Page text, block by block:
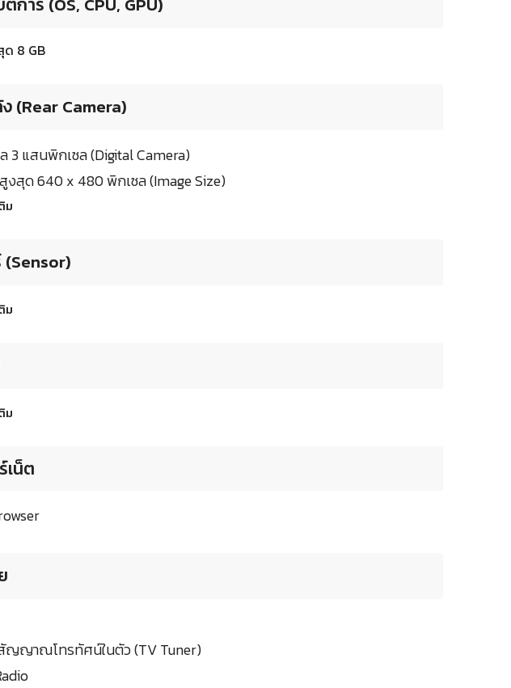
ด 8 GB
(Rear Camera)
3 แสนพิกเซล (Digital Camera)
งสุด 640 x 480 พิกเซล (Image Size)
ม
(Sensor)
ม
ม
เน็ต
ญญาณโทรทัศน์ในตัว (TV Tuner)